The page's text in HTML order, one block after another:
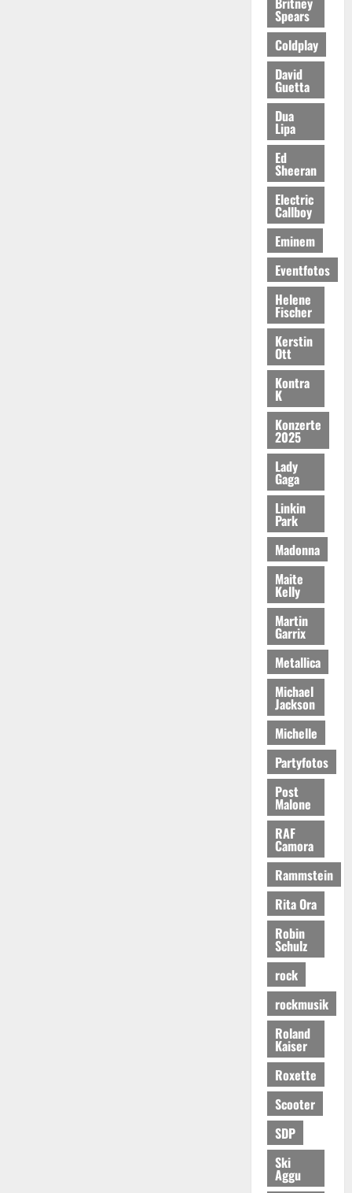
Spears
Coldplay
David
Guetta
Dua
Lipa
Ed
Sheeran
Electric
Callboy
Eminem
Eventfotos
Helene
Fischer
Kerstin
Ott
Kontra
K
Konzerte
2025
Lady
Gaga
Linkin
Park
Madonna
Maite
Kelly
Martin
Garrix
Metallica
Michael
Jackson
Michelle
Partyfotos
Post
Malone
RAF
Camora
Rammstein
Rita Ora
Robin
Schulz
rock
rockmusik
Roland
Kaiser
Roxette
Scooter
SDP
Ski
Aggu